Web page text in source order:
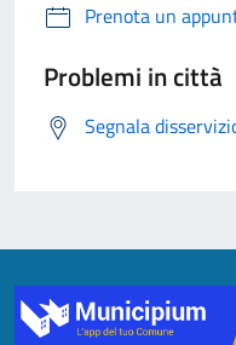
Prenota un
Problemi in città
Segnala